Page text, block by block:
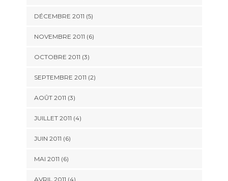
DÉCEMBRE 2011 (5)
NOVEMBRE 2011 (6)
OCTOBRE 2011 (3)
SEPTEMBRE 2011 (2)
AOÛT 2011 (3)
JUILLET 2011 (4)
JUIN 2011 (6)
MAI 2011 (6)
AVRIL 2011 (4)